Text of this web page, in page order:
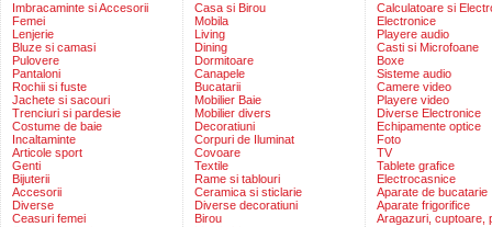
Imbracaminte si Accesorii
Femei
Lenjerie
Bluze si camasi
Pulovere
Pantaloni
Rochii si fuste
Jachete si sacouri
Trenciuri si pardesie
Costume de baie
Incaltaminte
Articole sport
Genti
Bijuterii
Accesorii
Diverse
Ceasuri femei
Casa si Birou
Mobila
Living
Dining
Dormitoare
Canapele
Bucatarii
Mobilier Baie
Mobilier divers
Decoratiuni
Corpuri de Iluminat
Covoare
Textile
Rame si tablouri
Ceramica si sticlarie
Diverse decoratiuni
Birou
Calculatoare si
Electronice
Playere audio
Casti si Microfoane
Boxe
Sisteme audio
Camere video
Playere video
Diverse Electronice
Echipamente optice
Foto
TV
Tablete grafice
Electrocasnice
Aparate de bucatarie
Aparate frigorifice
Aragazuri, cuptoare,